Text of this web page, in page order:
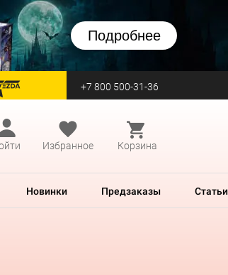
Подробнее
перейти на Zvezda +7 800 500-31-36
Избранное Корзина
Новинки Предзаказы Статьи